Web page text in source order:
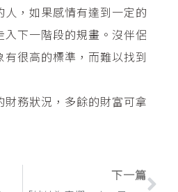
人，如果感情有達到一定的
下一階段的規畫。沒伴侶
很高的標準，而難以找到
財務狀況，多餘的財富可拿
下一篇下